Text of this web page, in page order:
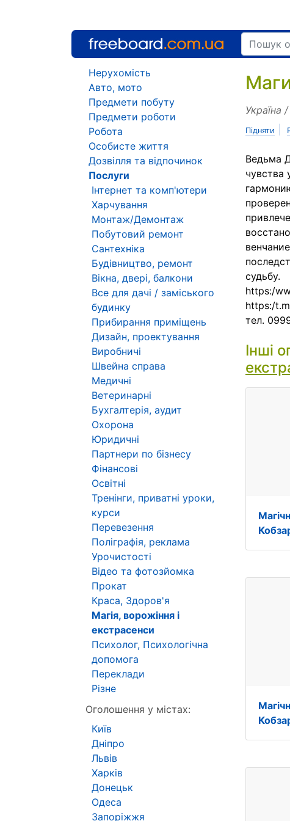
Україна
Підняти
Ведьма
чувства
судьбу.
https:/
https:/
тел.
Інші
Нерухомість
Авто, мото
Предмети побуту
Предмети роботи
Робота
Особисте життя
Дозвілля та відпочинок
Послуги
Інтернет та комп'ютери
Харчування
Монтаж/Демонтаж
Побутовий ремонт
Сантехніка
Будівництво, ремонт
Вікна, двері, балкони
Все для дачі / заміського
будинку
Прибирання приміщень
Дизайн, проектування
Виробничі
Швейна справа
Медичні
Ветеринарні
Бухгалтерія, аудит
Охорона
Юридичні
Партнери по бізнесу
Фінансові
Освітні
Тренінги, приватні уроки,
курси
Перевезення
Поліграфія, реклама
Урочистості
Відео та фотозйомка
Прокат
Краса, Здоров'я
Магія, ворожіння і
екстрасенси
Психолог, Психологічна
допомога
Переклади
Різне
Оголошення у містах:
Київ
Дніпро
Львів
Харків
Донецьк
Одеса
Запоріжжя